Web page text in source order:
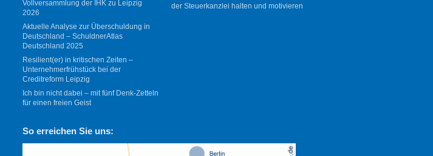
Vollversammlung der IHK zu Leipzig
2026
Aktuelle Analyse zur Überschuldung in
Deutschland – SchuldnerAtlas
Deutschland 2025
Resilient(er) in kritischen Zeiten –
Unternehmerfrühstück bei der
Creditreform Leipzig
Ich bin nicht dabei – mit fünf Denk-Zetteln
für einen freien Geist
der Steuerkanzlei halten und motivieren
So erreichen Sie uns: